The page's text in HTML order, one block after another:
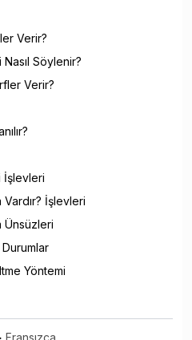
Verir?
Söylenir?
Verir?
İşlevleri
İşlevleri
Ünsüzleri
Durumlar
Yöntemi